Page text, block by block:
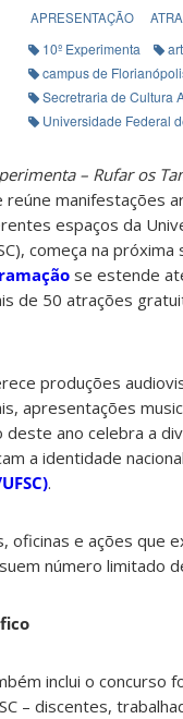
APRESENTAÇÃO
10º Experimenta
campus de
Secretraria de Cultura
Universidade Federal
– Rufar os
reúne manifestações
espaços da
começa na
se estende
de 50 atrações
produções
apresentações
deste ano celebra a
a identidade
.
oficinas e ações que
número limitado
inclui o concurso
– discentes,